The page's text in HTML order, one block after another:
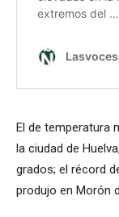
El de temperatura
la ciudad de
grados; el récord
produjo en Morón